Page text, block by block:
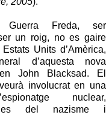
Freda, ser
un roig, no es gaire
Units d’Amèrica,
d’aquesta nova
John Blacksad. El
involucrat en una
nuclear,
del nazisme i